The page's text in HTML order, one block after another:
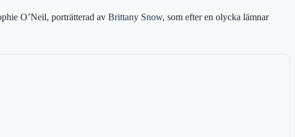
O’Neil, porträtterad av Brittany Snow, som efter en olycka lämnar